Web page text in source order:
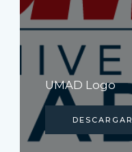
UMAD Logo
DESCARGAR